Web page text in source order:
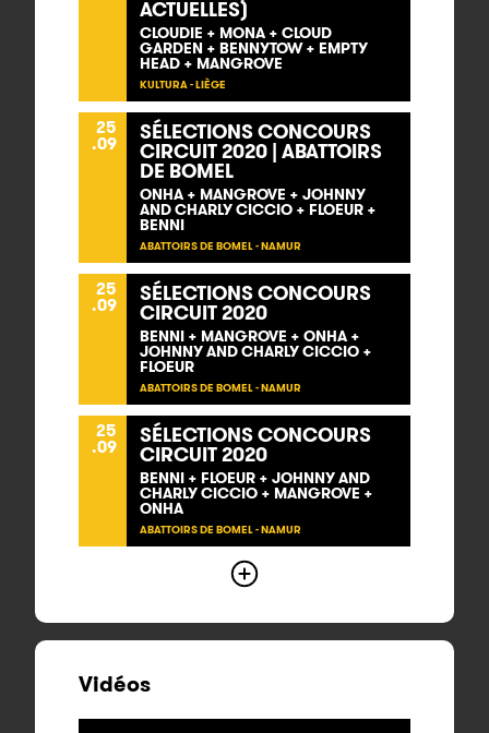
ACTUELLES)
CLOUDIE + MONA + CLOUD
GARDEN + BENNYTOW + EMPTY
HEAD + MANGROVE
KULTURA - LIÈGE
25
.09 SÉLECTIONS CONCOURS
CIRCUIT 2020 | ABATTOIRS
DE BOMEL
ONHA + MANGROVE + JOHNNY
AND CHARLY CICCIO + FLOEUR +
BENNI
ABATTOIRS DE BOMEL - NAMUR
25
.09 SÉLECTIONS CONCOURS
CIRCUIT 2020
BENNI + MANGROVE + ONHA +
JOHNNY AND CHARLY CICCIO +
FLOEUR
ABATTOIRS DE BOMEL - NAMUR
25
.09 SÉLECTIONS CONCOURS
CIRCUIT 2020
BENNI + FLOEUR + JOHNNY AND
CHARLY CICCIO + MANGROVE +
ONHA
ABATTOIRS DE BOMEL - NAMUR
Vidéos